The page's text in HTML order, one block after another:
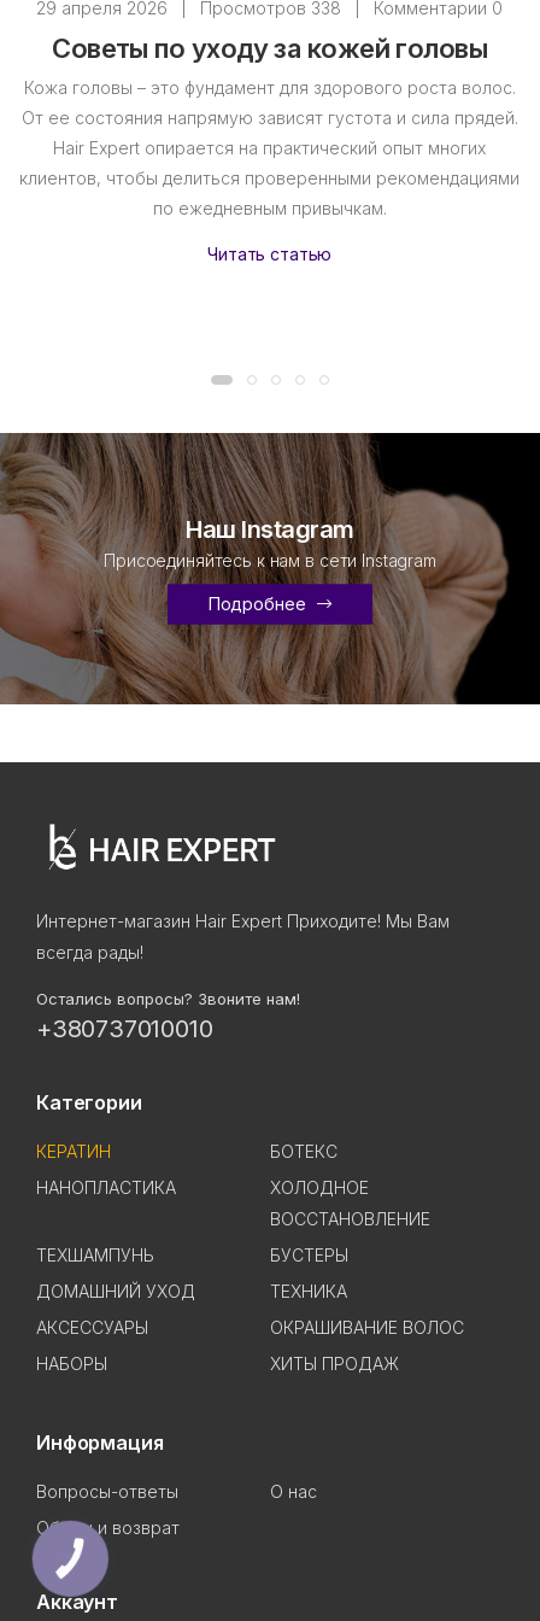
29 апреля 2026 Просмотров 338 Комментарии 0
Советы по уходу за кожей головы
Кожа головы – это фундамент для здорового роста волос.
От ее состояния напрямую зависят густота и сила прядей.
Hair Expert опирается на практический опыт многих
клиентов, чтобы делиться проверенными рекомендациями
по ежедневным привычкам.
Читать статью
Наш Instagram
Присоединяйтесь к нам в сети Instagram
Подробнее
Интернет-магазин Hair Expert Приходите! Мы Вам
всегда рады!
Остались вопросы? Звоните нам!
+380737010010
Категории
КЕРАТИН
БОТЕКС
НАНОПЛАСТИКА
ХОЛОДНОЕ
ВОССТАНОВЛЕНИЕ
ТЕХШАМПУНЬ
БУСТЕРЫ
ДОМАШНИЙ УХОД
ТЕХНИКА
АКСЕССУАРЫ
ОКРАШИВАНИЕ ВОЛОС
НАБОРЫ
ХИТЫ ПРОДАЖ
Информация
Вопросы-ответы
О нас
Обмен и возврат
Аккаунт
КНОПКА
ЗВ'ЯЗКУ